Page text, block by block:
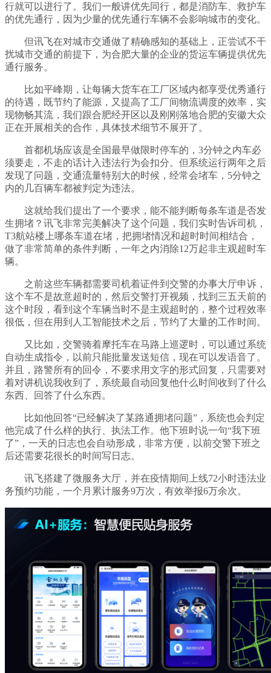
行就可以进行了。我们一般讲优先同行，都是消防车、救护车
的优先通行，因为少量的优先通行车辆不会影响城市的变化。
但讯飞在对城市交通做了精确感知的基础上，正尝试不干
扰城市交通的前提下，为合肥大量的企业的货运车辆提供优先
通行服务。
比如平峰期，让每辆大货车在工厂区域内都享受优秀通行
的待遇，既节约了能源，又提高了工厂间物流调度的效率，实
现物畅其流，我们跟合肥经开区以及刚刚落地合肥的安徽大众
正在开展相关的合作，具体技术细节不展开了。
首都机场应该是全国最早做限时停车的，3分钟之内车必
须要走，不走的话计入违法行为会扣分。但系统运行两年之后
发现了问题，交通流量特别大的时候，经常会堵车，5分钟之
内的几百辆车都被判定为违法。
这就给我们提出了一个要求，能不能判断每条车道是否发
生拥堵？讯飞非常完美解决了这个问题，我们实时告诉司机，
T3航站楼上哪条车道在堵，把拥堵情况和超时时间相结合，
做了非常简单的条件判断，一年之内消除12万起非主观超时车
辆。
之前这些车辆都需要司机着证件到交警的办事大厅申诉，
这个车不是故意超时的，然后交警打开视频，找到三五天前的
这个时段，看到这个车辆当时不是主观超时的，整个过程效率
很低，但在用到人工智能技术之后，节约了大量的工作时间。
又比如，交警骑着摩托车在马路上巡逻时，可以通过系统
自动生成指令，以前只能批量发送短信，现在可以发语音了。
并且，路警所有的回令，不要求用文字的形式回复，只需要对
着对讲机说我收到了，系统最自动回复他什么时间收到了什么
东西、回答了什么东西。
比如他回答“已经解决了某路通拥堵问题”，系统也会判定
他完成了什么样的执行、执法工作。他下班时说一句“我下班
了”，一天的日志也会自动形成，非常方便，以前交警下班之
后还需要花很长的时间写日志。
讯飞搭建了微服务大厅，并在疫情期间上线72小时违法业
务预约功能，一个月累计服务9万次，有效举报6万余次。